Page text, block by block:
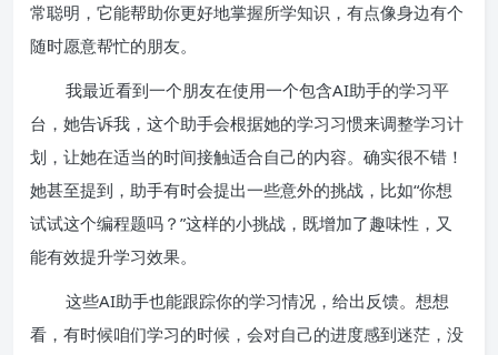
常聪明，它能帮助你更好地掌握所学知识，有点像身边有个
随时愿意帮忙的朋友。
我最近看到一个朋友在使用一个包含AI助手的学习平
台，她告诉我，这个助手会根据她的学习习惯来调整学习计
划，让她在适当的时间接触适合自己的内容。确实很不错！
她甚至提到，助手有时会提出一些意外的挑战，比如“你想
试试这个编程题吗？”这样的小挑战，既增加了趣味性，又
能有效提升学习效果。
这些AI助手也能跟踪你的学习情况，给出反馈。想想
看，有时候咱们学习的时候，会对自己的进度感到迷茫，没